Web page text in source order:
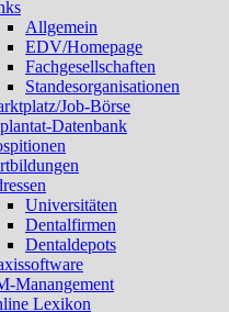
Allgemein
EDV/Homepage
Fachgesellschaften
Standesorganisationen
Job-Börse
Datenbank
Universitäten
Dentalfirmen
Dentaldepots
Manangement
Lexikon